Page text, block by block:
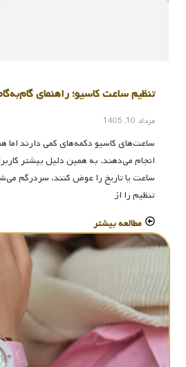
تنظیم ساعت کاسیو؛ راهنمای
مرداد 10, 1405
ساعت‌های کاسیو دکمه‌های کمی دارند اما
انجام می‌دهند. به همین دلیل بیشتر
ساعت یا تاریخ را عوض کنند، سردرگم
تنظیم را از
مطالعه بیشتر